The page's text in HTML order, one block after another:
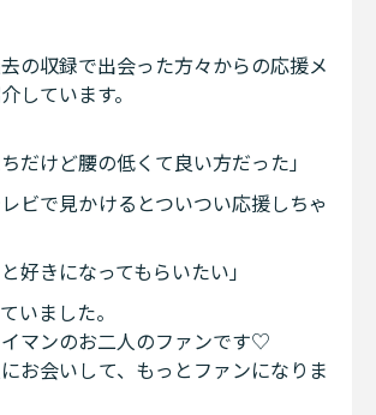
の収録で出会った方々からの応援メ
しています。
だけど腰の低くて良い方だった」
レビで見かけるとついつい応援しちゃ
好きになってもらいたい」
いました。
マンのお二人のファンです♡
お会いして、もっとファンになりま